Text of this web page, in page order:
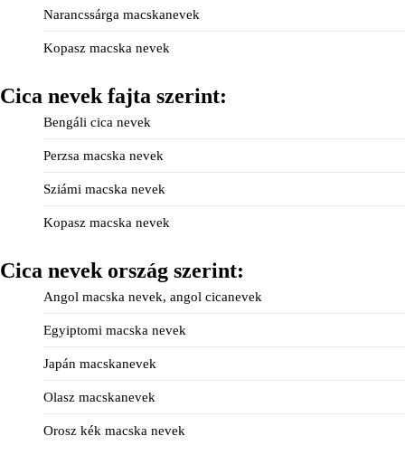
Narancssárga macskanevek
Kopasz macska nevek
Cica nevek fajta szerint:
Bengáli cica nevek
Perzsa macska nevek
Sziámi macska nevek
Kopasz macska nevek
Cica nevek ország szerint:
Angol macska nevek, angol cicanevek
Egyiptomi macska nevek
Japán macskanevek
Olasz macskanevek
Orosz kék macska nevek